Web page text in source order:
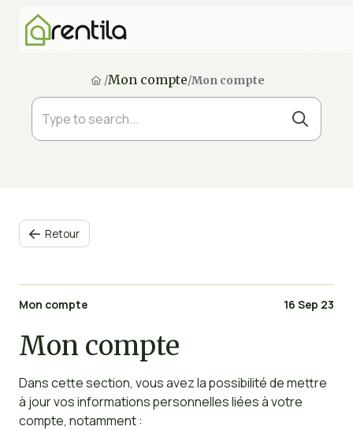
/Mon compte/Mon compte
 Retour
Mon compte 16 Sep 23
Mon compte
Dans cette section, vous avez la possibilité de mettre
à jour vos informations personnelles liées à votre
compte, notamment :